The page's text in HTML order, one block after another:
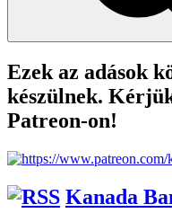
Ezek az adások
készülnek.
Patreon-on!
Kanada